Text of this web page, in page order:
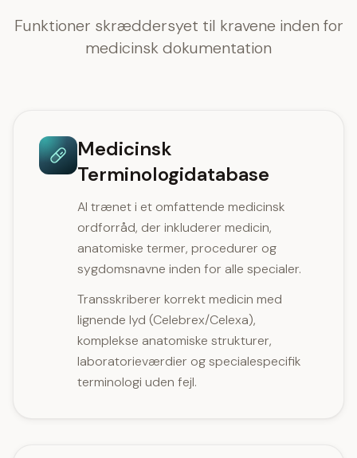
Funktioner skræddersyet til kravene inden for
medicinsk dokumentation
Medicinsk
Terminologidatabase
AI trænet i et omfattende medicinsk
ordforråd, der inkluderer medicin,
anatomiske termer, procedurer og
sygdomsnavne inden for alle specialer.
Transskriberer korrekt medicin med
lignende lyd (Celebrex/Celexa),
komplekse anatomiske strukturer,
laboratorieværdier og specialespecifik
terminologi uden fejl.